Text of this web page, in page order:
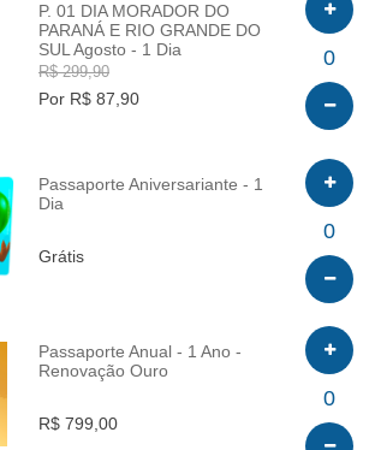
P. 01 DIA MORADOR DO
PARANÁ E RIO GRANDE DO
SUL Agosto - 1 Dia
R$ 299,90
Por R$ 87,90
0
Passaporte Aniversariante - 1
Dia
Grátis
0
Passaporte Anual - 1 Ano -
Renovação Ouro
R$ 799,00
0